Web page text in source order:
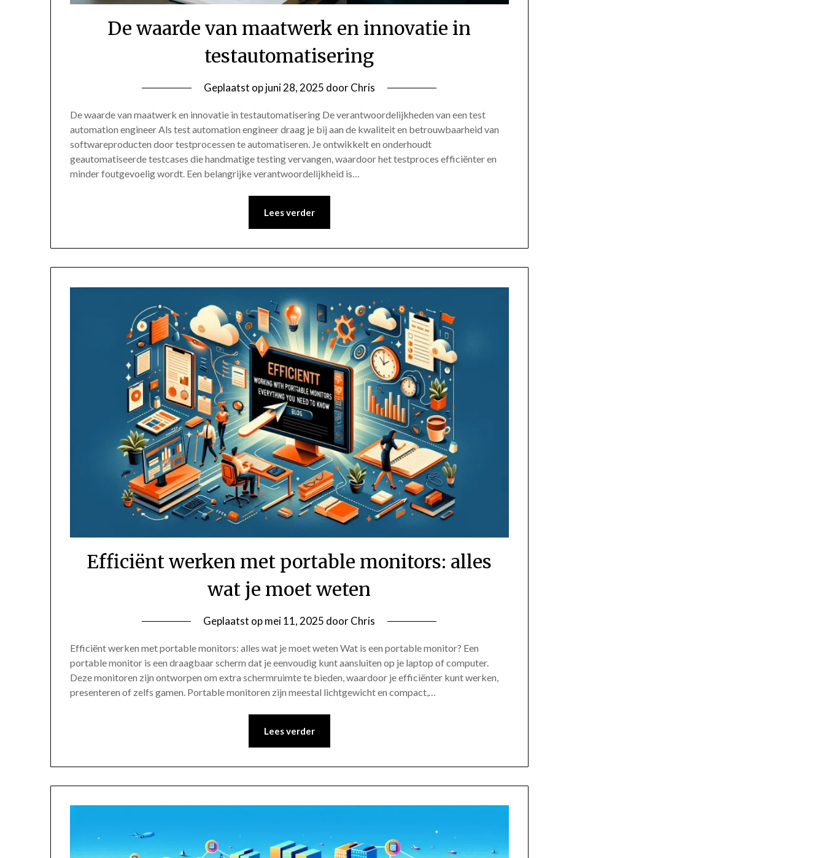
De waarde van maatwerk en innovatie in
testautomatisering
Geplaatst opjuni 28, 2025 doorChris
De waarde van maatwerk en innovatie in testautomatisering De verantwoordelijkheden van een test
automation engineer Als test automation engineer draag je bij aan de kwaliteit en betrouwbaarheid van
softwareproducten door testprocessen te automatiseren. Je ontwikkelt en onderhoudt
geautomatiseerde testcases die handmatige testing vervangen, waardoor het testproces efficiënter en
minder foutgevoelig wordt. Een belangrijke verantwoordelijkheid is…
Lees verder
Efficiënt werken met portable monitors: alles
wat je moet weten
Geplaatst opmei 11, 2025 doorChris
Efficiënt werken met portable monitors: alles wat je moet weten Wat is een portable monitor? Een
portable monitor is een draagbaar scherm dat je eenvoudig kunt aansluiten op je laptop of computer.
Deze monitoren zijn ontworpen om extra schermruimte te bieden, waardoor je efficiënter kunt werken,
presenteren of zelfs gamen. Portable monitoren zijn meestal lichtgewicht en compact,…
Lees verder